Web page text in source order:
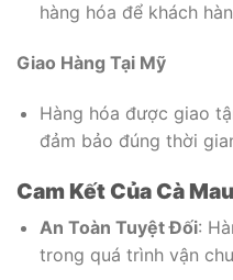
hàng hóa để khách
Giao Hàng Tại Mỹ
Hàng hóa được giao
đảm bảo đúng thời
Cam Kết Của Cà
An Toàn Tuyệt Đối:
trong quá trình vận